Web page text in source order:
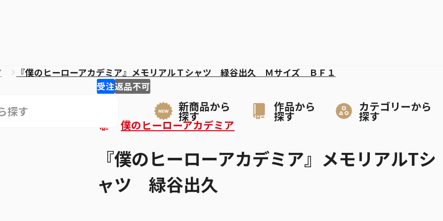
新商品から
探す
作品から
探す
カテゴリーから
探す
『僕のヒーローアカデミア』メモリアルＴシャツ 緑谷出久 Ｍサイズ ＢＦ１
受注返品不可
僕のヒーローアカデミア
『僕のヒーローアカデミア』メモリアルTシ
ャツ 緑谷出久